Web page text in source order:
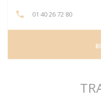
01 40 26 72 80